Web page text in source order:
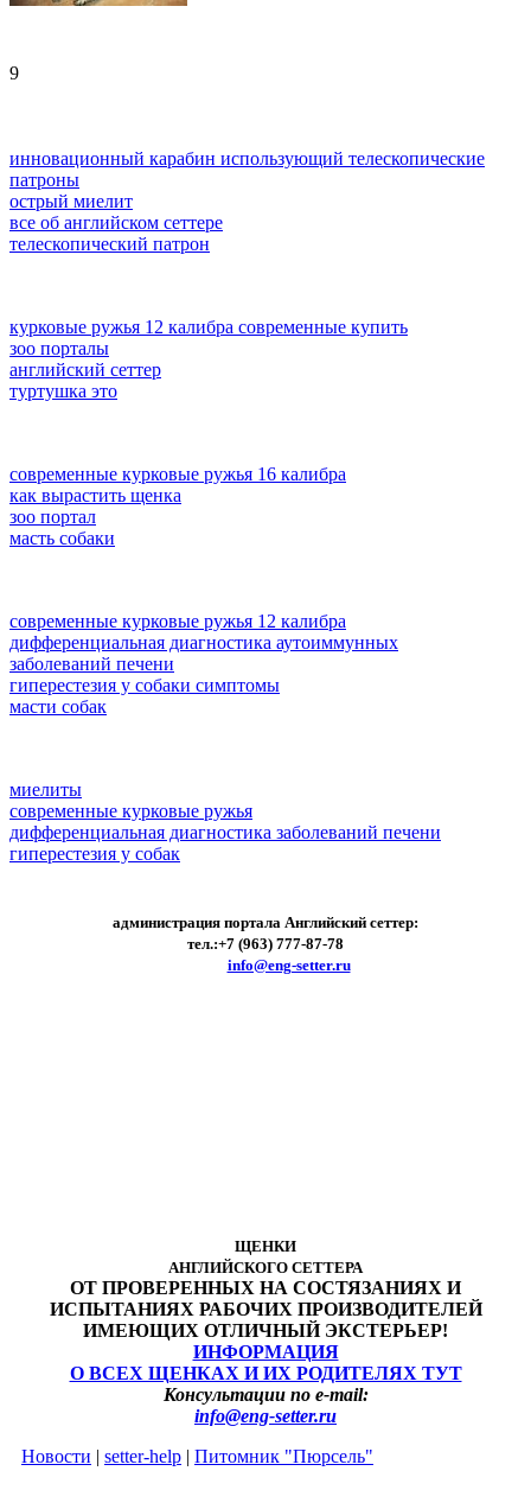
9
инновационный карабин использующий телескопические
патроны
острый миелит
все об английском сеттере
телескопический патрон
курковые ружья 12 калибра современные купить
зоо порталы
английский сеттер
туртушка это
современные курковые ружья 16 калибра
как вырастить щенка
зоо портал
масть собаки
современные курковые ружья 12 калибра
дифференциальная диагностика аутоиммунных
заболеваний печени
гиперестезия у собаки симптомы
масти собак
миелиты
современные курковые ружья
дифференциальная диагностика заболеваний печени
гиперестезия у собак
администрация портала Английский сеттер:
тел.:+7 (963) 777-87-78
info@eng-setter.ru
ЩЕНКИ
АНГЛИЙСКОГО СЕТТЕРА
ОТ ПРОВЕРЕННЫХ НА СОСТЯЗАНИЯХ И
ИСПЫТАНИЯХ РАБОЧИХ ПРОИЗВОДИТЕЛЕЙ
ИМЕЮЩИХ ОТЛИЧНЫЙ ЭКСТЕРЬЕР!
ИНФОРМАЦИЯ
О ВСЕХ ЩЕНКАХ И ИХ РОДИТЕЛЯХ ТУТ
Консультации по e-mail:
info@eng-setter.ru
Новости
setter-help
Питомник "Пюрсель"